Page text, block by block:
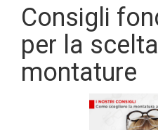
Consigli
per la
montature